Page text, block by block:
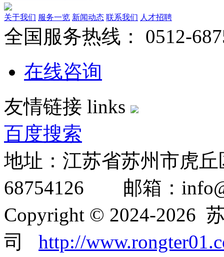
关于我们 服务一览 新闻动态 联系我们 人才招聘
全国服务热线： 0512-
在线咨询
友情链接 links
百度搜索
地址：江苏省苏州市虎
68754126 邮箱：
Copyright © 2024-2026
司 http://